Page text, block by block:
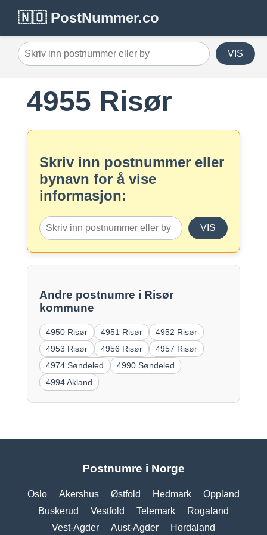
🇳🇴 PostNummer.co
VIS
4955 Risør
Skriv inn postnummer eller
bynavn for å vise
informasjon:
VIS
Andre postnumre i Risør
kommune
4950 Risør 4951 Risør
4952 Risør
4953 Risør
4956 Risør
4957 Risør
4974 Søndeled
4990 Søndeled
4994 Akland
Postnumre i Norge
Oslo Akershus Østfold Hedmark
Oppland
Buskerud
Vestfold Telemark
Rogaland
Vest-Agder
Aust-Agder Hordaland